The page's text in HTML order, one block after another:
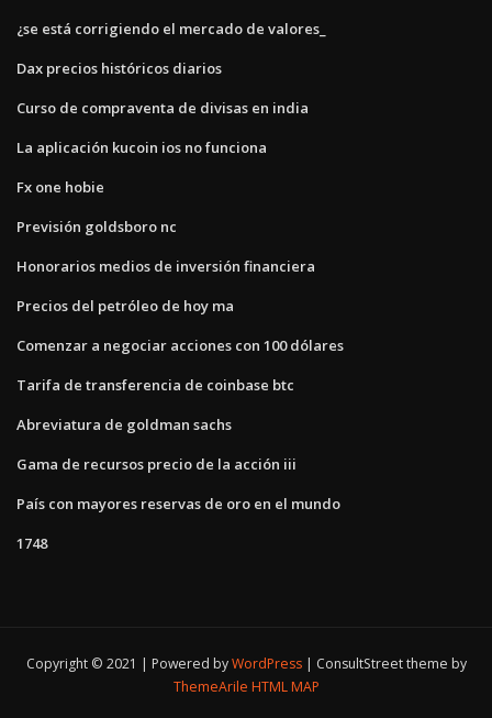
¿se está corrigiendo el mercado de valores_
Dax precios históricos diarios
Curso de compraventa de divisas en india
La aplicación kucoin ios no funciona
Fx one hobie
Previsión goldsboro nc
Honorarios medios de inversión financiera
Precios del petróleo de hoy ma
Comenzar a negociar acciones con 100 dólares
Tarifa de transferencia de coinbase btc
Abreviatura de goldman sachs
Gama de recursos precio de la acción iii
País con mayores reservas de oro en el mundo
1748
Copyright © 2021 | Powered byWordPress
ConsultStreet theme by
ThemeArile HTML MAP